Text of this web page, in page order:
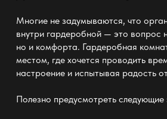
Многие не задумываются, что
внутри гардеробной — это вопрос
но и комфорта. Гардеробная
местом, где хочется проводить
настроение и испытывая радость
Полезно предусмотреть следующие